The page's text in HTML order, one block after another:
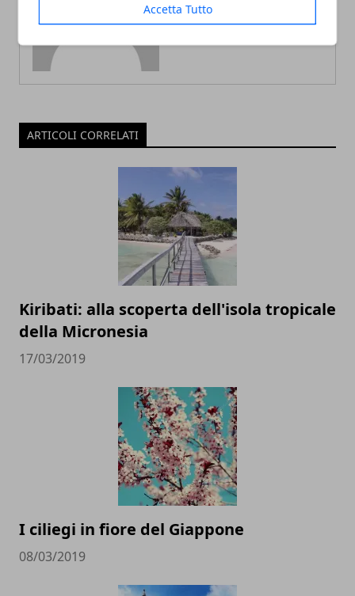
Accetta Tutto
ARTICOLI CORRELATI
Kiribati: alla scoperta dell'isola tropicale
della Micronesia
17/03/2019
I ciliegi in fiore del Giappone
08/03/2019